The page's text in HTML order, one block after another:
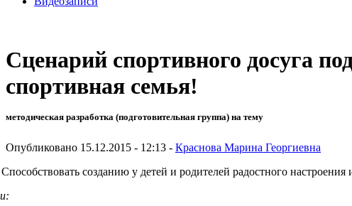
Сценарий спортивного досуга
спортивная семья!
методическая разработка (подготовительная группа) на тему
Опубликовано 15.12.2015 - 12:13 - Краснова Марина Георгиевна
Способствовать созданию у детей и родителей радостного